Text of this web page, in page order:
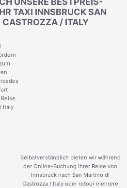
TAXI INNSBRUCK SAN
CASTROZZA / ITALY
Italy
Selbstverständlich bieten wir während
der Online-Buchung Ihrer Reise von
Innsbruck nach San Martino di
Castrozza / Italy oder retour mehrere